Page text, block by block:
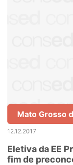
Mato Grosso
12.12.2017
Eletiva da EE
fim de